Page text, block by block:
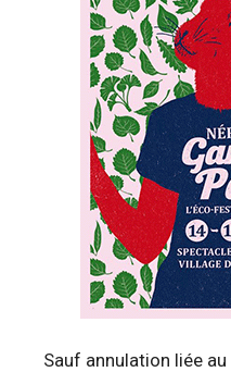
Sauf annulation liée